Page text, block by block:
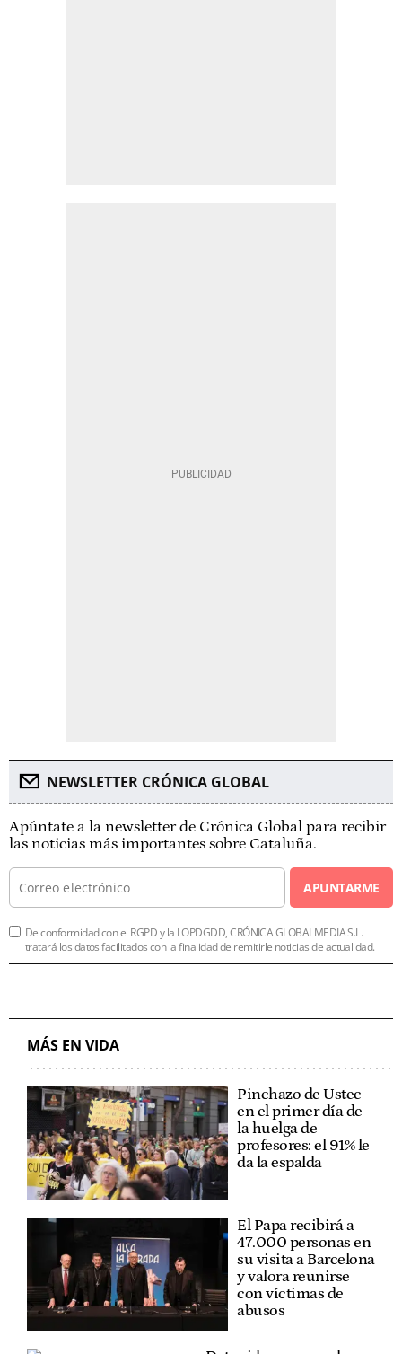
NEWSLETTER CRÓNICA GLOBAL
Apúntate a la newsletter de Crónica Global para recibir
las noticias más importantes sobre Cataluña.
APUNTARME
De conformidad con el RGPD y la LOPDGDD, CRÓNICA GLOBALMEDIA S.L.
tratará los datos facilitados con la finalidad de remitirle noticias de actualidad.
MÁS EN VIDA
Pinchazo de Ustec
en el primer día de
la huelga de
profesores: el 91% le
da la espalda
El Papa recibirá a
47.000 personas en
su visita a Barcelona
y valora reunirse
con víctimas de
abusos